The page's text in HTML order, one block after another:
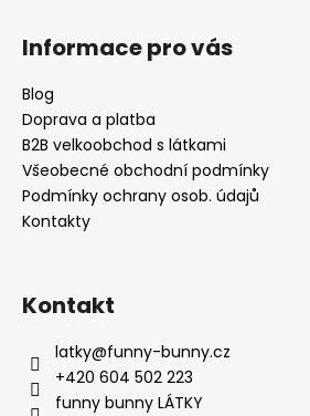
Informace pro vás
Blog
Doprava a platba
B2B velkoobchod s látkami
Všeobecné obchodní podmínky
Podmínky ochrany osob. údajů
Kontakty
Kontakt
latky@funny-bunny.cz
+420 604 502 223
funny bunny LÁTKY